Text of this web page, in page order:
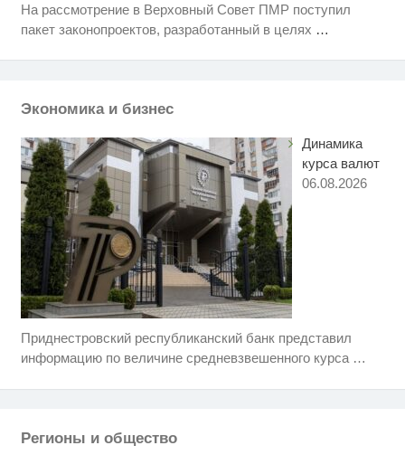
На рассмотрение в Верховный Совет ПМР поступил
пакет законопроектов, разработанный в целях …
Экономика и бизнес
Динамика
курса валют
06.08.2026
Приднестровский республиканский банк представил
информацию по величине средневзвешенного курса …
Регионы и общество
Т-Банк выпустил карты с
запахом!
i
Королева вагона отожгла! Видео
Ржу не переставая, это видео
Никогда не храните огурцы в